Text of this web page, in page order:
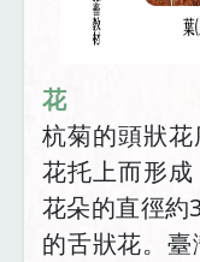
花
杭菊的頭狀
花托上而形成
花朵的直徑約
的舌狀花。